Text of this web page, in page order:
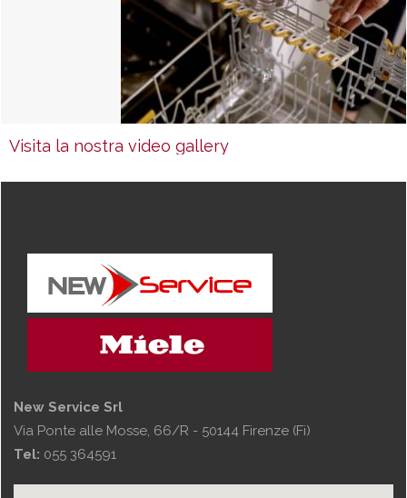
Visita la nostra video gallery
New Service Srl
Via Ponte alle Mosse, 66/R - 50144 Firenze (Fi)
Tel: 055 364591